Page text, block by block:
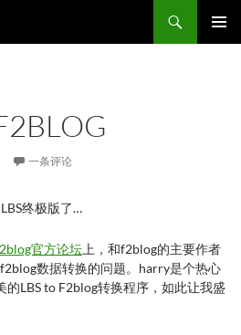
一条评论
终极版了…
官方论坛 上，和f2blog的主要作者
数据转换的问题。harry是个热心
的LBS to F2blog转换程序，如此让我盛